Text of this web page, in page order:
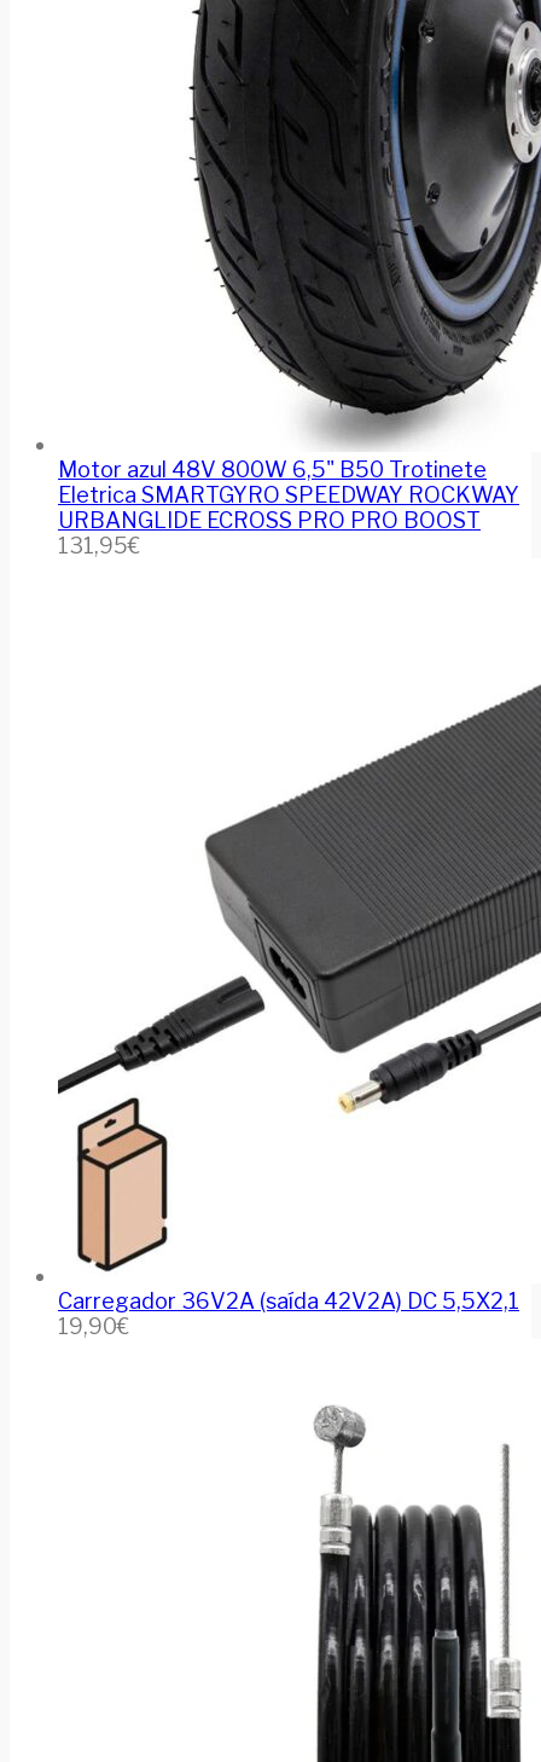
Motor azul 48V 800W 6,5" B50 Trotinete
Eletrica SMARTGYRO SPEEDWAY ROCKWAY
URBANGLIDE ECROSS PRO PRO BOOST
131,95€
Carregador 36V2A (saída 42V2A) DC 5,5X2,1
19,90€